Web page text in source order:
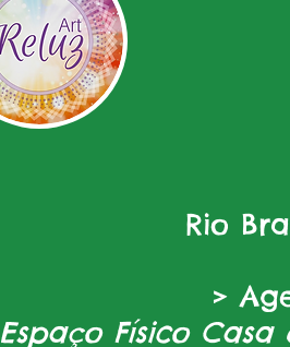
Rio
>
Espaço Físico Casa